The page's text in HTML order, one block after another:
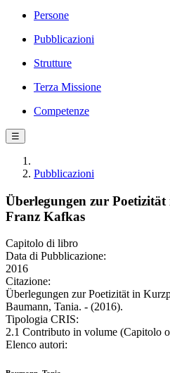
Persone
Pubblicazioni
Strutture
Terza Missione
Competenze
☰
Pubblicazioni
Überlegungen zur
Franz Kafkas
Capitolo di libro
Data di Pubblicazione:
2016
Citazione:
Überlegungen zur Poetizität in
Baumann, Tania. - (2016).
Tipologia CRIS:
2.1 Contributo in volume (Capitolo
Elenco autori: